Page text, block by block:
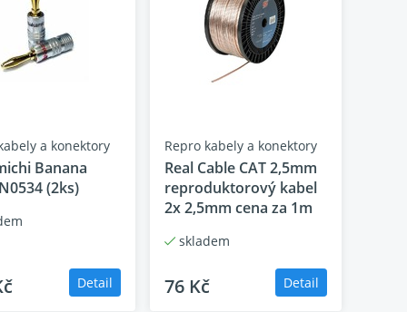
a konektory
Banana
(2ks)
Detail
Repro kabely a konektory
Real Cable CAT 2,5mm
reproduktorový kabel
2x 2,5mm cena za 1m
skladem
76 Kč Detail